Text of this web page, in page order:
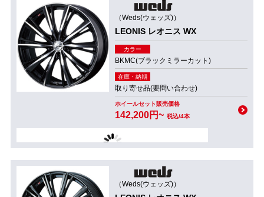
（Weds(ウェッズ)）
LEONIS レオニス WX
カラー
BKMC(ブラックミラーカット)
在庫・納期
取り寄せ品(要問い合わせ)
ホイールセット販売価格
142,200円~ 税込/4本
（Weds(ウェッズ)）